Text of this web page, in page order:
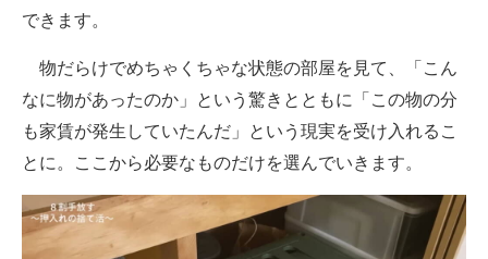
できます。
物だらけでめちゃくちゃな状態の部屋を見て、「こん
なに物があったのか」という驚きとともに「この物の分
も家賃が発生していたんだ」という現実を受け入れるこ
とに。ここから必要なものだけを選んでいきます。